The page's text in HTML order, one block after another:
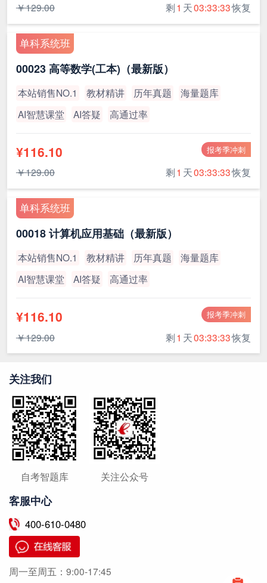
￥129.00 剩1 天03:33:32恢复
单科系统班
00023 高等数学(工本)（最新版）
本站销售NO.1 教材精讲 历年真题
海量题库
AI智慧课堂
AI答疑 高通过率
报考季冲刺
¥116.10
￥129.00 剩1 天03:33:32恢复
单科系统班
00018 计算机应用基础（最新版）
本站销售NO.1 教材精讲 历年真题
海量题库
AI智慧课堂
AI答疑 高通过率
报考季冲刺
¥116.10
￥129.00 剩1 天03:33:32恢复
关注我们
自考智题库 关注公众号
客服中心
400-610-0480
周一至周五： 9:00-17:45